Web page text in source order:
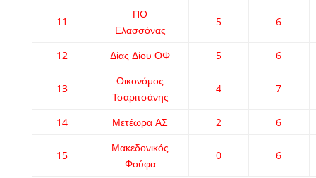
11
ΠΟ
Ελασσόνας
5 6
12 Δίας Δίου ΟΦ 5 6
13
Οικονόμος
Τσαριτσάνης
4 7
14 Μετέωρα ΑΣ 2 6
15
Μακεδονικός
Φούφα
0 6